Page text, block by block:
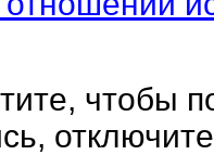
чтобы